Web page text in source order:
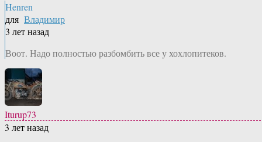
Henren
для Владимир
3 лет назад
Воот. Надо полностью разбомбить все у хохлопитеков.
Iturup73
3 лет назад